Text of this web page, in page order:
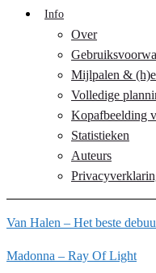
Info
Over
Mijlpalen &
Volledige
Kopafbeelding
Statistieken
Auteurs
Van Halen – Het beste
Madonna – Ray Of Light